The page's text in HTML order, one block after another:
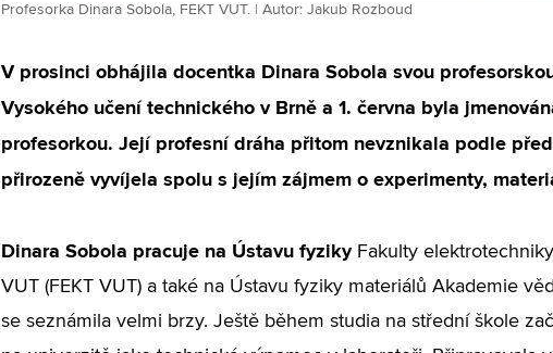
Profesorka Dinara Sobola, FEKT VUT. | Autor: Jakub Rozboud
V prosinci obhájila docentka Dinara Sobola svou
Vysokého učení technického v Brně a 1. června byla
profesorkou. Její profesní dráha přitom nevznikala podle
přirozeně vyvíjela spolu s jejím zájmem o experimenty,
Dinara Sobola pracuje na Ústavu fyziky Fakulty
VUT (FEKT VUT) a také na Ústavu fyziky materiálů Akademie
se seznámila velmi brzy. Ještě během studia na střední škole